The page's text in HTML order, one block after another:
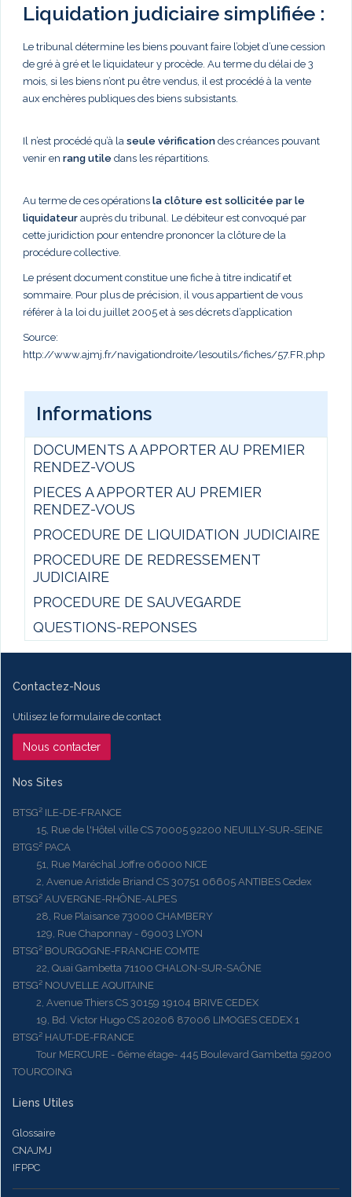
Liquidation judiciaire simplifiée :
Le tribunal détermine les biens pouvant faire l’objet d’une cession
de gré à gré et le liquidateur y procède. Au terme du délai de 3
mois, si les biens n’ont pu être vendus, il est procédé à la vente
aux enchères publiques des biens subsistants.
Il n’est procédé qu’à la seule vérification des créances pouvant
venir en rang utile dans les répartitions.
Au terme de ces opérations la clôture est sollicitée par le
liquidateur auprès du tribunal. Le débiteur est convoqué par
cette juridiction pour entendre prononcer la clôture de la
procédure collective.
Le présent document constitue une fiche à titre indicatif et
sommaire. Pour plus de précision, il vous appartient de vous
référer à la loi du juillet 2005 et à ses décrets d’application
Source:
http://www.ajmj.fr/navigationdroite/lesoutils/fiches/57.FR.php
Informations
DOCUMENTS A APPORTER AU PREMIER
RENDEZ-VOUS
PIECES A APPORTER AU PREMIER
RENDEZ-VOUS
PROCEDURE DE LIQUIDATION JUDICIAIRE
PROCEDURE DE REDRESSEMENT
JUDICIAIRE
PROCEDURE DE SAUVEGARDE
QUESTIONS-REPONSES
Contactez-Nous
Utilisez le formulaire de contact
Nous contacter
Nos Sites
BTSG² ILE-DE-FRANCE
15, Rue de l'Hôtel ville CS 70005 92200 NEUILLY-SUR-SEINE
BTGS² PACA
51, Rue Maréchal Joffre 06000 NICE
2, Avenue Aristide Briand CS 30751 06605 ANTIBES Cedex
BTSG² AUVERGNE-RHÔNE-ALPES
28, Rue Plaisance 73000 CHAMBERY
129, Rue Chaponnay - 69003 LYON
BTSG² BOURGOGNE-FRANCHE COMTE
22, Quai Gambetta 71100 CHALON-SUR-SAÔNE
BTSG² NOUVELLE AQUITAINE
2, Avenue Thiers CS 30159 19104 BRIVE CEDEX
19, Bd. Victor Hugo CS 20206 87006 LIMOGES CEDEX 1
BTSG² HAUT-DE-FRANCE
Tour MERCURE - 6ème étage- 445 Boulevard Gambetta 59200
TOURCOING
Liens Utiles
Glossaire
CNAJMJ
IFPPC